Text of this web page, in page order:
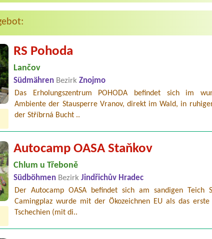
RS Pohoda
Lančov
Südmähren Bezirk Znojmo
Das Erholungszentrum POHODA befindet sich im
Ambiente der Stausperre Vranov, direkt im Wald, in
der Stříbrná Bucht ..
Autocamp OASA Staňkov
Chlum u Třeboně
Südböhmen Bezirk Jindřichův Hradec
Der Autocamp OASA befindet sich am sandigen Teich
Camingplaz wurde mit der Ökozeichnen EU als das
Tschechien (mit di..